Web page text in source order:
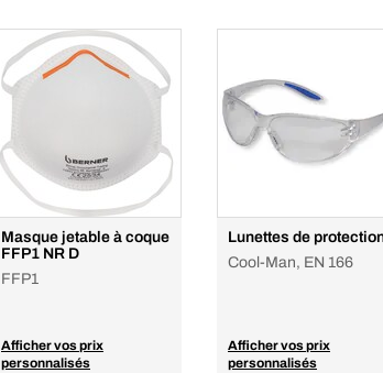
Masque jetable à coque
FFP1 NR D
FFP1
Afficher vos prix
personnalisés
Lunettes de
Cool-Man, EN 166
Afficher vos prix
personnalisés